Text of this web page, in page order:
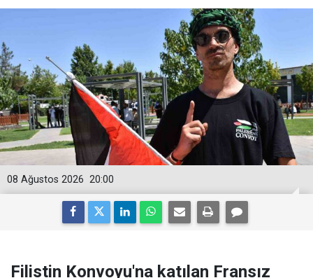
20:00
08 Ağustos 2026
Filistin Konvoyu'na katılan Fransız